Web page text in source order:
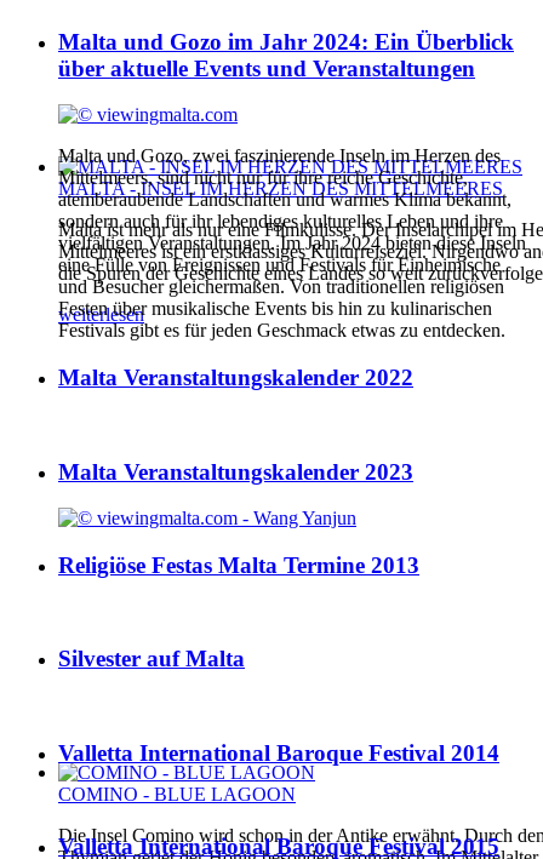
MALTA - INSEL IM HERZEN DES MITTELMEERES
Malta ist mehr als nur eine Filmkulisse. Der Inselarchipel im
Mittelmeeres ist ein erstklassiges Kulturreiseziel. Nirgendwo
die Spuren der Geschichte eines Landes so weit
weiterlesen
COMINO - BLUE LAGOON
Die Insel Comino wird schon in der Antike erwähnt. Durch
Malta und Gozo im Jahr 2024: Ein Überblick
über aktuelle Events und Veranstaltungen
Malta und Gozo, zwei faszinierende Inseln im Herzen des
Mittelmeers, sind nicht nur für ihre reiche Geschichte,
atemberaubende Landschaften und warmes Klima bekannt,
sondern auch für ihr lebendiges kulturelles Leben und ihre
vielfältigen Veranstaltungen. Im Jahr 2024 bieten diese Inseln
eine Fülle von Ereignissen und Festivals für Einheimische
und Besucher gleichermaßen. Von traditionellen religiösen
Festen über musikalische Events bis hin zu kulinarischen
Festivals gibt es für jeden Geschmack etwas zu entdecken.
Malta Veranstaltungskalender 2022
Malta Veranstaltungskalender 2023
Religiöse Festas Malta Termine 2013
Silvester auf Malta
Valletta International Baroque Festival 2014
Valletta International Baroque Festival 2015